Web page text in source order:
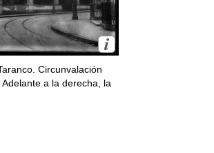
Circunvalación
a la derecha, la